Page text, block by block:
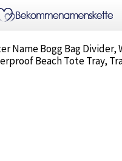
Name Bogg Bag Divider,
Beach Tote Tray,